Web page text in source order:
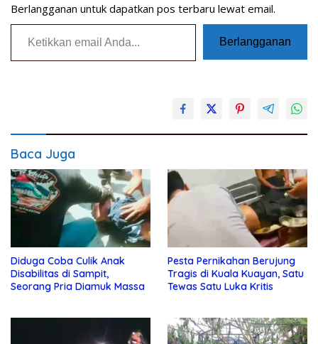
Berlangganan untuk dapatkan pos terbaru lewat email.
Ketikkan email Anda...
Berlangganan
Baca Juga
Diduga Coba Culik Anak
Disabilitas di Sampit,
Seorang Pria Diamuk Massa
Pesta Pernikahan Berujung
Tragis di Kuala Kuayan, Satu
Tewas Satu Luka Kritis